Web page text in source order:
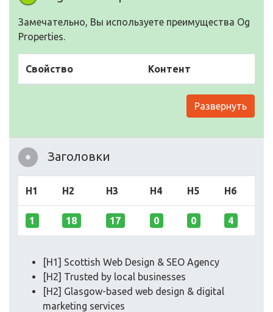
Замечательно, Вы используете преимущества Og
Properties.
Свойство Контент
Развернуть
Заголовки
H1 H2 H3 H4 H5 H6
1 18 17 0 0 4
[H1] Scottish Web Design & SEO Agency
[H2] Trusted by local businesses
[H2] Glasgow-based web design & digital
marketing services